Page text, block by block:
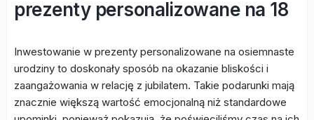
prezenty personalizowane na 18
Inwestowanie w prezenty personalizowane na osiemnaste
urodziny to doskonały sposób na okazanie bliskości i
zaangażowania w relację z jubilatem. Takie podarunki mają
znacznie większą wartość emocjonalną niż standardowe